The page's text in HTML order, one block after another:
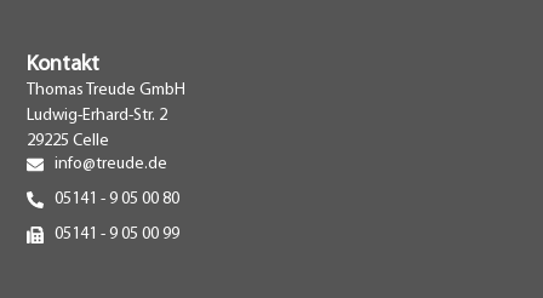
Kontakt
Thomas Treude GmbH
Ludwig-Erhard-Str. 2
29225 Celle
info@treude.de
05141 - 9 05 00 80
05141 - 9 05 00 99